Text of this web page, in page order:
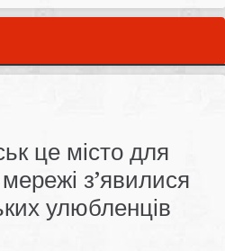
це місто для
з’явилися
улюбленців